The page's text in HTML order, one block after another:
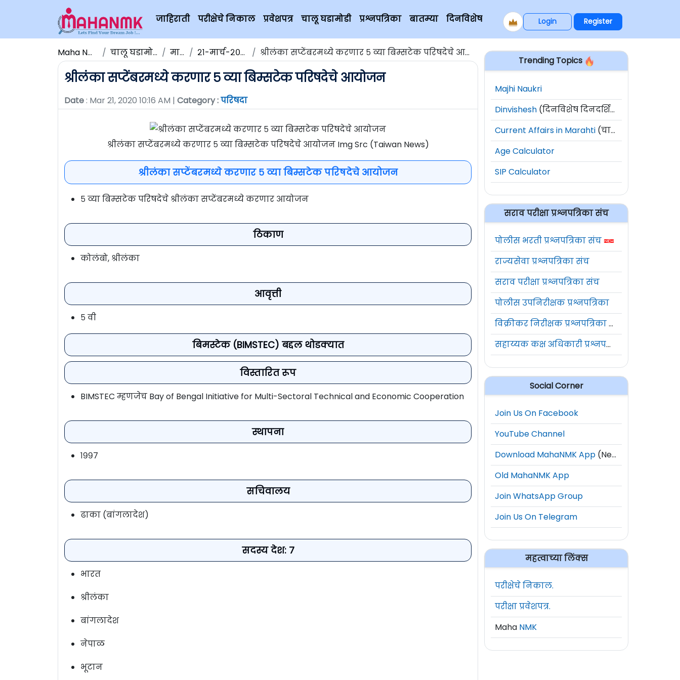
जाहिराती परीक्षेचे निकाल प्रवेशपत्र चालू घडामोडी प्रश्नपत्रिका बातम्या दिनविशेष Login Register
Maha NMK चालू घडामोडी मार्च २१-मार्च-२०२० श्रीलंका सप्टेंबरमध्ये करणार ५ व्या बिम्सटेक परिषदेचे आयोजन
श्रीलंका सप्टेंबरमध्ये करणार ५ व्या बिम्सटेक परिषदेचे आयोजन
Date: Mar 21, 2020 10:16 AM | Category :परिषदा
श्रीलंका सप्टेंबरमध्ये करणार ५ व्या बिम्सटेक परिषदेचे आयोजन Img Src (Taiwan News)
श्रीलंका सप्टेंबरमध्ये करणार ५ व्या बिम्सटेक परिषदेचे आयोजन
५ व्या बिम्सटेक परिषदेचे श्रीलंका सप्टेंबरमध्ये करणार आयोजन
ठिकाण
कोलंबो, श्रीलंका
आवृत्ती
५ वी
बिमस्टेक (BIMSTEC) बद्दल थोडक्यात
विस्तारित रूप
BIMSTEC म्हणजेच Bay of Bengal Initiative for Multi-Sectoral Technical and Economic Cooperation
स्थापना
१९९७
सचिवालय
ढाका (बांगलादेश)
सदस्य देश: ७
भारत
श्रीलंका
बांगलादेश
नेपाळ
भूटान
Trending Topics
Majhi Naukri
Dinvishesh (दिनविशेष दिनदर्शिका)
Current Affairs in Marahti (चालू घडामोडी)
Age Calculator
SIP Calculator
सराव परीक्षा प्रश्नपत्रिका संच
पोलीस भरती प्रश्नपत्रिका संच
राज्यसेवा प्रश्नपत्रिका संच
सराव परीक्षा प्रश्नपत्रिका संच
पोलीस उपनिरीक्षक प्रश्नपत्रिका
विक्रीकर निरीक्षक प्रश्नपत्रिका संच
सहाय्यक कक्ष अधिकारी प्रश्नपत्रिका संच
Social Corner
Join Us On Facebook
YouTube Channel
Download MahaNMK App (New)
Old MahaNMK App
Join WhatsApp Group
Join Us On Telegram
महत्वाच्या लिंक्स
परीक्षेचे निकाल.
परीक्षा प्रवेशपत्र.
Maha NMK